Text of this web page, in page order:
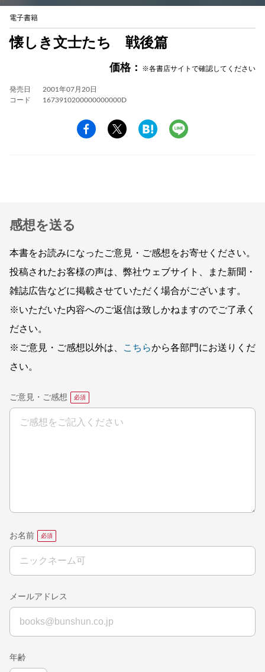
電子書籍
懐しき文士たち 戦後篇
価格： ※各書店サイトで確認してください
発売日
2001年07月20日
コード
1673910200000000000D
感想を送る
本書をお読みになったご意見・ご感想をお寄せください。
投稿されたお客様の声は、弊社ウェブサイト、また新聞・
雑誌広告などに掲載させていただく場合がございます。
※いただいた内容へのご返信は致しかねますのでご了承く
ださい。
※ご意見・ご感想以外は、
こちらから各部門にお送りくだ
さい。
ご意見・ご感想
お名前
メールアドレス
年齢